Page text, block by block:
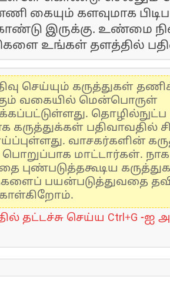
கையும் களவுமாக
இருக்கு. உண்மை
உங்கள் தளத்தில்
செய்யும் கருத்துகள்
வகையில் மென்பொருள்
கருத்துக்கள் பதிவாவதில்
வாசகர்களின்
பொறுப்பாக மாட்டார்கள்.
புண்படுத்தகூடிய
பயன்படுத்துவதை
தட்டச்சு செய்ய Ctrl+G -ஐ